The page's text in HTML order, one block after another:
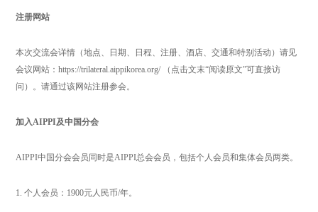
注册网站
本次交流会详情（地点、日期、日程、注册、酒店、交通和特别活动）请见
会议网站：https://trilateral.aippikorea.org/ （点击文末“阅读原文”可直接访
问）。请通过该网站注册参会。
加入AIPPI及中国分会
AIPPI中国分会会员同时是AIPPI总会会员，包括个人会员和集体会员两类。
1. 个人会员：1900元人民币/年。